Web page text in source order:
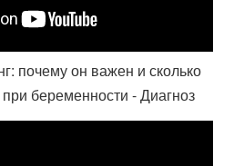
почему он важен и сколько
беременности - Диагноз